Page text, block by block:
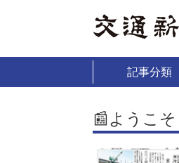
記事分類
📰ようこ